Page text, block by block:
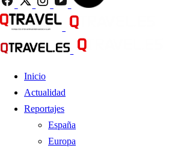
Inicio
Actualidad
Reportajes
España
Europa